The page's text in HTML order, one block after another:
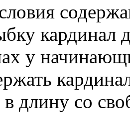
кардинал
у
длину со